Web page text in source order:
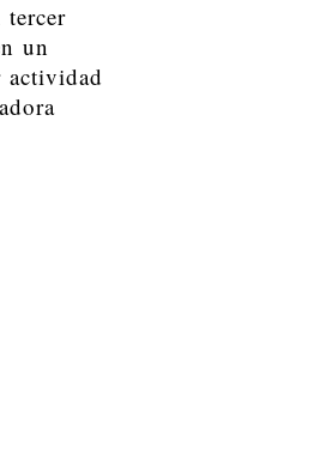
un
actividad